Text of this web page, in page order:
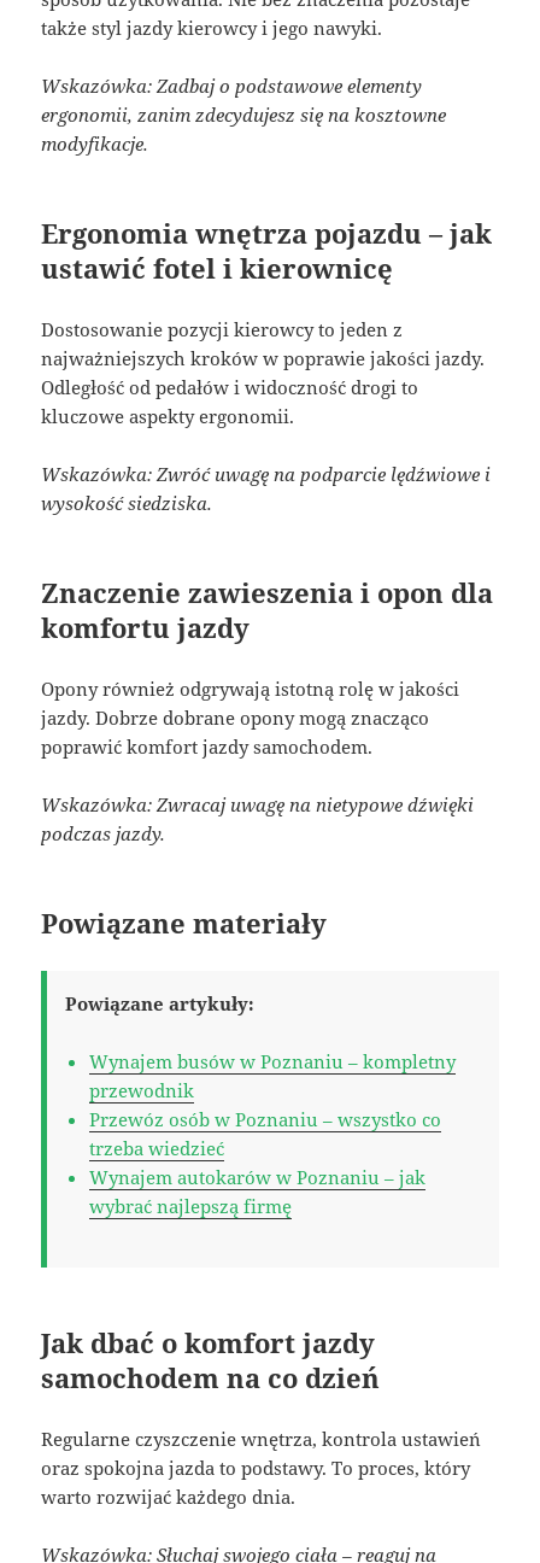
także styl jazdy kierowcy i jego nawyki.
Wskazówka: Zadbaj o podstawowe elementy
ergonomii, zanim zdecydujesz się na kosztowne
modyfikacje.
Ergonomia wnętrza pojazdu – jak
ustawić fotel i kierownicę
Dostosowanie pozycji kierowcy to jeden z
najważniejszych kroków w poprawie jakości jazdy.
Odległość od pedałów i widoczność drogi to
kluczowe aspekty ergonomii.
Wskazówka: Zwróć uwagę na podparcie lędźwiowe i
wysokość siedziska.
Znaczenie zawieszenia i opon dla
komfortu jazdy
Opony również odgrywają istotną rolę w jakości
jazdy. Dobrze dobrane opony mogą znacząco
poprawić komfort jazdy samochodem.
Wskazówka: Zwracaj uwagę na nietypowe dźwięki
podczas jazdy.
Powiązane materiały
Powiązane artykuły:
Wynajem busów w Poznaniu – kompletny
przewodnik
Przewóz osób w Poznaniu – wszystko co
trzeba wiedzieć
Wynajem autokarów w Poznaniu – jak
wybrać najlepszą firmę
Jak dbać o komfort jazdy
samochodem na co dzień
Regularne czyszczenie wnętrza, kontrola ustawień
oraz spokojna jazda to podstawy. To proces, który
warto rozwijać każdego dnia.
Wskazówka: Słuchaj swojego ciała – reaguj na